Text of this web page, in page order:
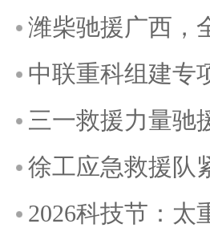
潍柴驰援广西，
中联重科组建专
三一救援力量驰
徐工应急救援队
2026科技节：太